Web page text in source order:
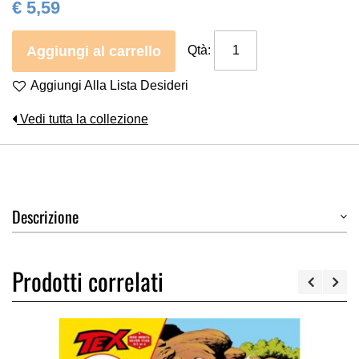
€ 5,59
Aggiungi al carrello Qtà:
Aggiungi Alla Lista Desideri
Vedi tutta la collezione
Descrizione
Prodotti correlati